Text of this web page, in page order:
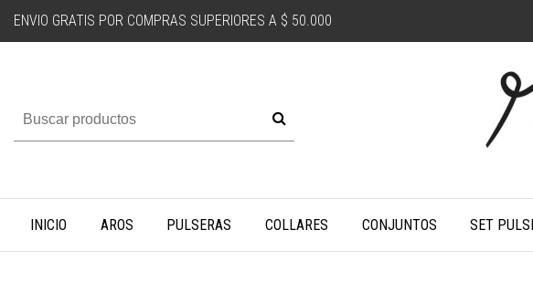
ENVIO GRATIS POR COMPRAS SUPERIORES A $ 50.000
INICIO AROS PULSERAS COLLARES CONJUNTOS SET